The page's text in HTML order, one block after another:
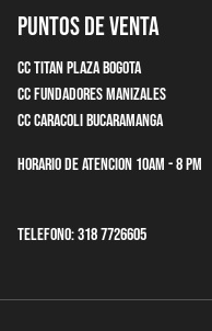
Puntos de Venta
CC Titan Plaza Bogota
CC Fundadores Manizales
CC Caracoli Bucaramanga
Horario de Atencion 10am - 8 pm
Telefono: 318 7726605